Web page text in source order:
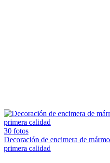
30 fotos
Decoración de encimera de
primera calidad